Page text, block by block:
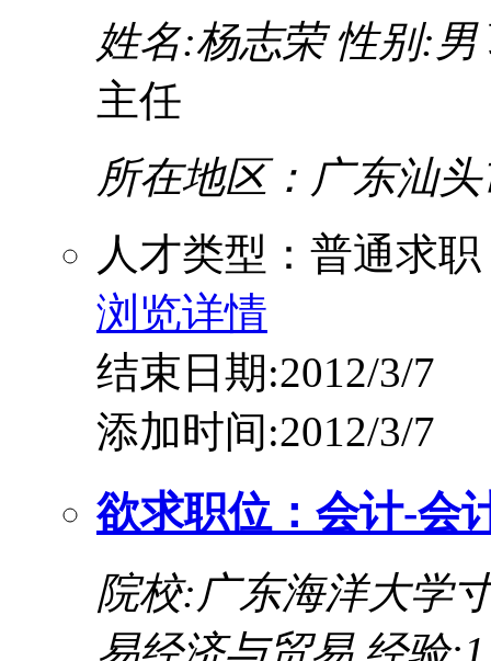
姓名:杨志荣 性别:男
主任
所在地区：广东汕
人才类型：普通求职
浏览详情
结束日期:2012/3/7
添加时间:2012/3/7
欲求职位：会计-会
院校:广东海洋大学
易经济与贸易 经验